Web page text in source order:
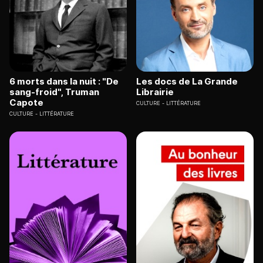
6 morts dans la nuit : "De
sang-froid", Truman
Capote
CULTURE LITTÉRATURE
Les docs de La Grande
Librairie
CULTURE LITTÉRATURE